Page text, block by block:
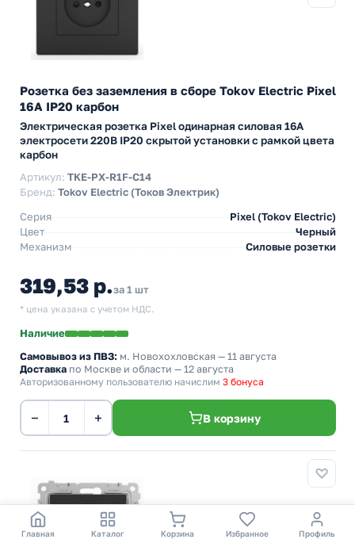
Розетка без заземления в сборе Tokov Electric Pixel
16А IP20 карбон
Электрическая розетка Pixel одинарная силовая 16А
электросети 220В IP20 скрытой установки с рамкой цвета
карбон
Артикул: TKE-PX-R1F-C14
Бренд: Tokov Electric (Токов Электрик)
Серия
Pixel (Tokov Electric)
Цвет
Черный
Механизм
Силовые розетки
319,53 р.за 1 шт
* цена указана с учетом НДС.
Наличие
Самовывоз из ПВЗ: м. Новохохловская — 11 августа
Доставка по Москве и области — 12 августа
Авторизованному пользователю начислим 3 бонуса
− + В корзину
Главная Каталог Корзина Избранное Профиль